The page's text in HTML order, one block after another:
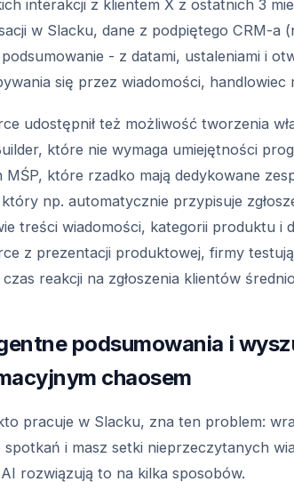
interakcji z klientem X z ostatnich 3
w Slacku, dane z podpiętego CRM-a
podsumowanie - z datami, ustaleniami i
się przez wiadomości, handlowiec
udostępnił też możliwość tworzenia
które nie wymaga umiejętności
MŚP, które rzadko mają dedykowane
np. automatycznie przypisuje
treści wiadomości, kategorii produktu i
z prezentacji produktowej, firmy
czas reakcji na zgłoszenia klientów
podsumowania i
chaosem
pracuje w Slacku, zna ten problem:
spotkań i masz setki nieprzeczytanych
rozwiązują to na kilka sposobów.